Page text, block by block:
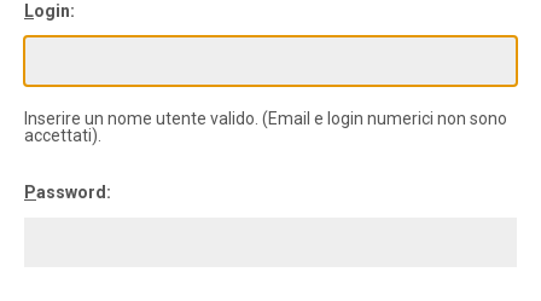
Login:
Inserire un nome utente valido. (Email e login numerici non sono
accettati).
Password: